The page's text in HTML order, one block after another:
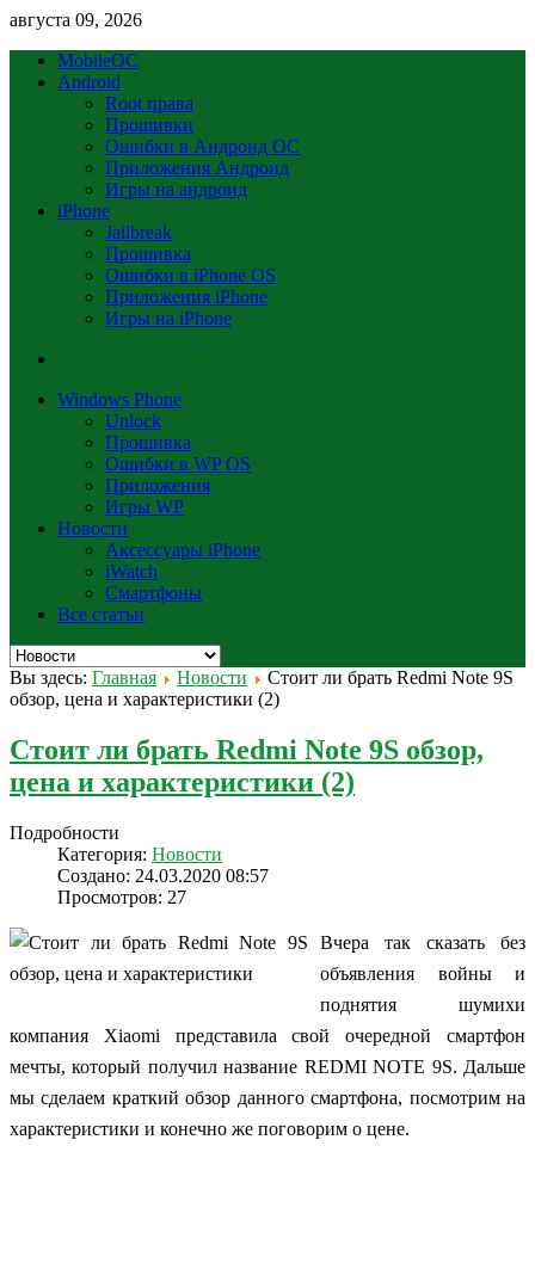
августа 09, 2026
MobileOC
Android
Root права
Прошивки
Ошибки в Андроид OC
Приложения Андроид
Игры на андроид
iPhone
Jailbreak
Прошивка
Ошибки в iPhone OS
Приложения iPhone
Игры на iPhone
Windows Phone
Unlock
Прошивка
Ошибки в WP OS
Приложения
Игры WP
Новости
Аксессуары iPhone
iWatch
Смартфоны
Все статьи
Вы здесь: Главная Новости
Стоит ли брать Redmi Note 9S
обзор, цена и характеристики (2)
Стоит ли брать Redmi Note 9S обзор,
цена и характеристики (2)
Подробности
Категория: Новости
Создано: 24.03.2020 08:57
Просмотров: 27
Вчера так сказать без
объявления войны и
поднятия шумихи
компания Xiaomi представила свой очередной смартфон
мечты, который получил название REDMI NOTE 9S. Дальше
мы сделаем краткий обзор данного смартфона, посмотрим на
характеристики и конечно же поговорим о цене.